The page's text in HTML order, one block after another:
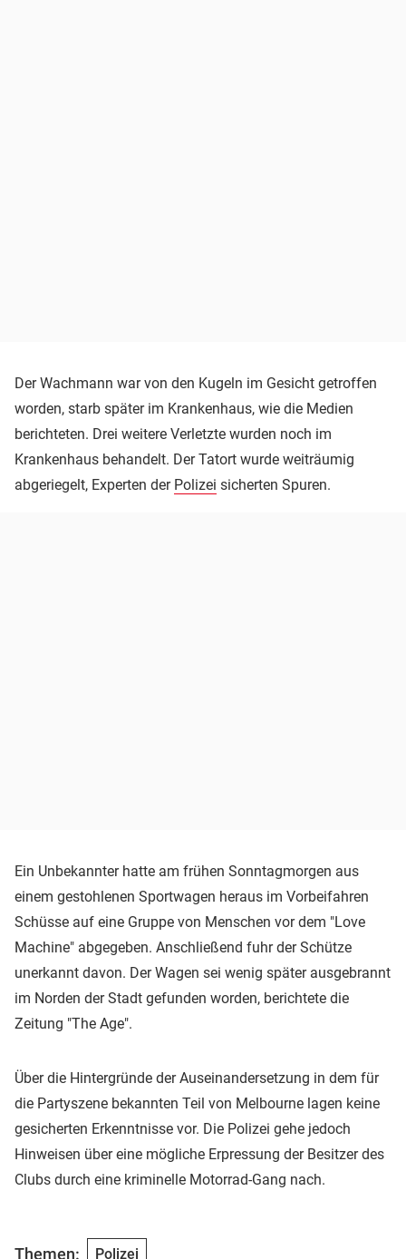
Der Wachmann war von den Kugeln im Gesicht getroffen
worden, starb später im Krankenhaus, wie die Medien
berichteten. Drei weitere Verletzte wurden noch im
Krankenhaus behandelt. Der Tatort wurde weiträumig
abgeriegelt, Experten der Polizei sicherten Spuren.
Ein Unbekannter hatte am frühen Sonntagmorgen aus
einem gestohlenen Sportwagen heraus im Vorbeifahren
Schüsse auf eine Gruppe von Menschen vor dem "Love
Machine" abgegeben. Anschließend fuhr der Schütze
unerkannt davon. Der Wagen sei wenig später ausgebrannt
im Norden der Stadt gefunden worden, berichtete die
Zeitung "The Age".
Über die Hintergründe der Auseinandersetzung in dem für
die Partyszene bekannten Teil von Melbourne lagen keine
gesicherten Erkenntnisse vor. Die Polizei gehe jedoch
Hinweisen über eine mögliche Erpressung der Besitzer des
Clubs durch eine kriminelle Motorrad-Gang nach.
Themen: Polizei